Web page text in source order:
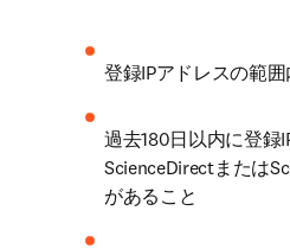
登録IPアドレスの範
過去180日以内に登録
ScienceDirectまたは
があること